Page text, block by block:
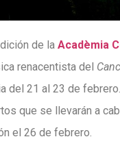
de la Acadèmia
renacentista del
del 21 al 23 de
que se llevarán a
el 26 de febrero.